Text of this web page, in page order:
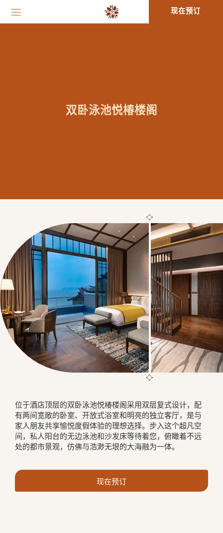
现在预订
双卧泳池悦椿楼阁
位于酒店顶层的双卧泳池悦椿楼阁采用双层复式设计，配
有两间宽敞的卧室、开放式浴室和明亮的独立客厅，是与
家人朋友共享愉悦度假体验的理想选择。步入这个超凡空
间，私人阳台的无边泳池和沙发床等待着您，俯瞰着不远
处的都市景观，仿佛与浩渺无垠的大海融为一体。
现在预订